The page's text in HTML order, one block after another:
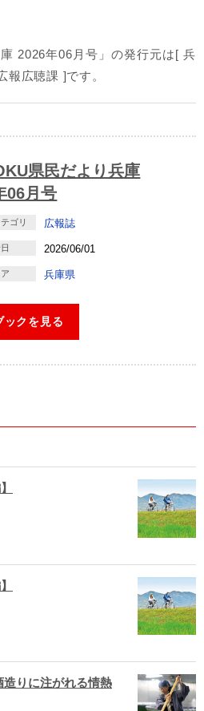
2026年06月号」の発行元は[ 兵
報広聴課 ]です。
県民だより兵庫
06月号
ゴリ 広報誌
2026/06/01
兵庫県
ックを見る
りに注がれる情熱